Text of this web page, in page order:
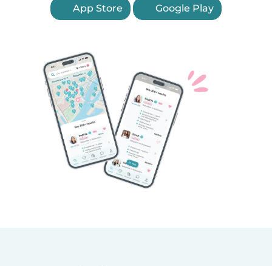
App Store Google Play